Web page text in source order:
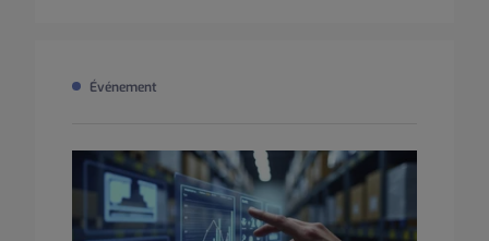
Événement